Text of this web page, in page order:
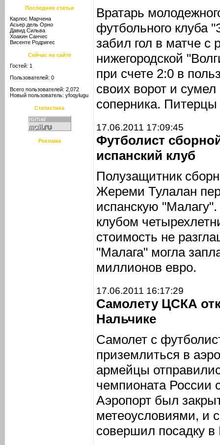
Последние статьи
Карлос Марчена
Асьер дель Орно
Давид Сильва
Хоакин Санчес
Висенте Родригес
Сейчас на сайте
Гостей: 1
Пользователей: 0
Всего пользователей: 2,072
Новый пользователь: yfoqylugu
Статистика
Реклама
Вратарь
футбольного клуба
забил гол в матче с
нижегородской
при счете 2:0 в
своих ворот и
соперника.
17.06.2011 17:09:45
Футболист
испанский клуб
Полузащитник
Жереми Тулалан
испанскую
клубом
стоимость не
"Малага" могла
миллионов евро.
17.06.2011 16:17:29
Самолету ЦСКА
Нальчике
Самолет с
приземлиться в
армейцы
чемпионата России
Аэропорт был
метеоусловиями, и
совершил посадку